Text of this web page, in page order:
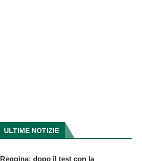
ULTIME NOTIZIE
Reggina: dopo il test con la